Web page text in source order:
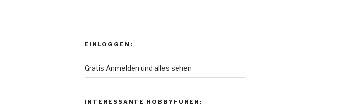
EINLOGGEN:
Gratis Anmelden und alles sehen
INTERESSANTE HOBBYHUREN: